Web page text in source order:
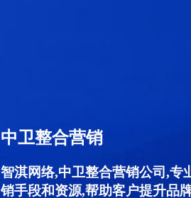
中卫整合营销
智淇网络,中卫整合营销公司,专
销手段和资源,帮助客户提升品